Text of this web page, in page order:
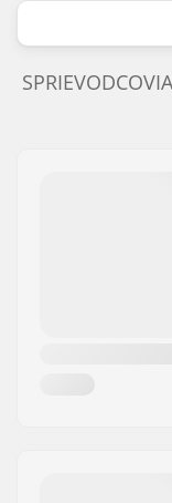
SPRIEVODCOVIA